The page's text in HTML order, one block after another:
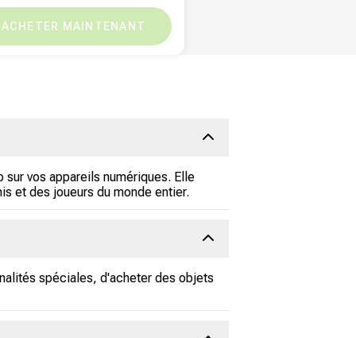
EGP280.80
EGP
ACHETER MAINTENANT
vos appareils numériques. Elle
et des joueurs du monde entier.
spéciales, d'acheter des objets